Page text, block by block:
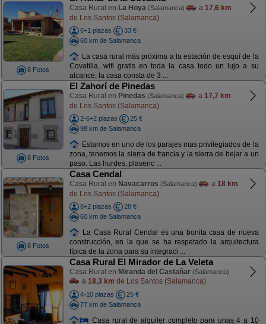
8 Fotos
Casa Rural en La Hoya (Salamanca) a 17,6 km
de Los Santos (Salamanca)
6+1 plazas
33 €
60 km de Salamanca
La casa rural más próxima a la estación de esquí de la
Covatilla, wifi gratis en toda la casa todo un lujo a su
alcance, la casa consta de 3 ...
8 Fotos
El Zahorí de Pinedas
Casa Rural en Pinedas (Salamanca) a 17,7 km
de Los Santos (Salamanca)
2-6+2 plazas
25 €
98 km de Salamanca
Estamos en uno de los parajes mas privilegiados de la
zona, tenemos la sierra de francia y la sierra de bejar a un
paso. Las hurdes, plasenc ...
8 Fotos
Casa Cendal
Casa Rural en Navacarros (Salamanca) a 18 km
de Los Santos (Salamanca)
8+2 plazas
28 €
60 km de Salamanca
La Casa Rural Cendal es una bonita casa de nueva
construcción, en la que se ha respetado la arquitectura
típica de la zona para su integraci ...
Casa Rural El Mirador de La Veleta
Casa Rural en Miranda del Castañar (Salamanca)
a 18,3 km de Los Santos (Salamanca)
4-10 plazas
25 €
77 km de Salamanca
Casa rural de alquiler completo para unas 4 a 10